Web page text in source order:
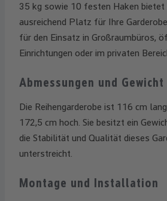
35 kg sowie 10 festen Haken bietet
ausreichend Platz für Ihre
für den Einsatz in Großraumbüros,
Einrichtungen oder im privaten
Abmessungen und Gewicht
Die Reihengarderobe ist 116 cm
172,5 cm hoch. Sie besitzt ein
die Stabilität und Qualität dieses
unterstreicht.
Montage und Installation